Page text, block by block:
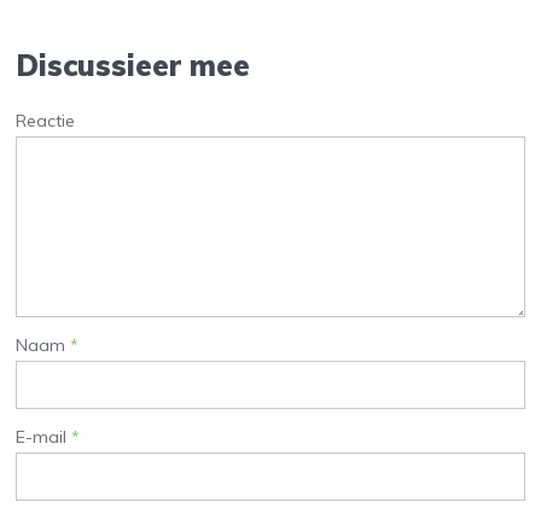
Discussieer mee
Reactie
Naam*
E-mail*